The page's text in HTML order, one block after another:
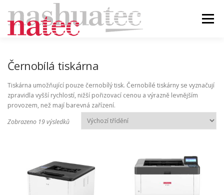
obsah
Menu
DEALER KONTAKT
Černobílá tiskárna
Tiskárna umožňující pouze černobílý tisk. Černobílé tiskárny se vyznačují
zpravidla vyšší rychlostí, nižší pořizovací cenou a výrazně levnějším
provozem, než mají barevná zařízení.
Zobrazeno 19 výsledků